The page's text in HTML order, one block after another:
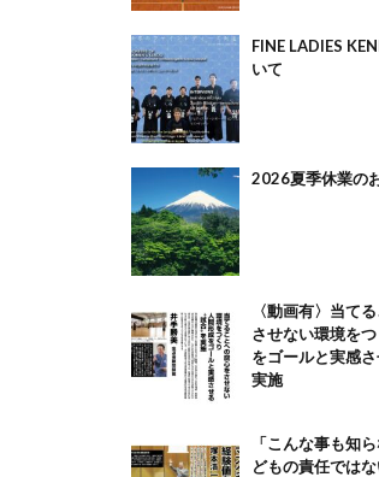
FINE LADIES
いて
2026夏季休業の
〈動画有〉当て
させない環境を
をゴールと実感
実施
「こんな事も知
どもの責任ではな